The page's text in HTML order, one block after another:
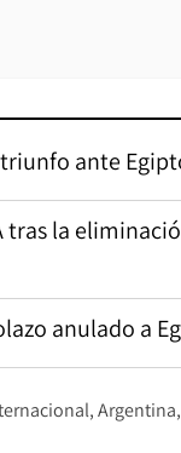
ante
tras la
anulado a
Argentina